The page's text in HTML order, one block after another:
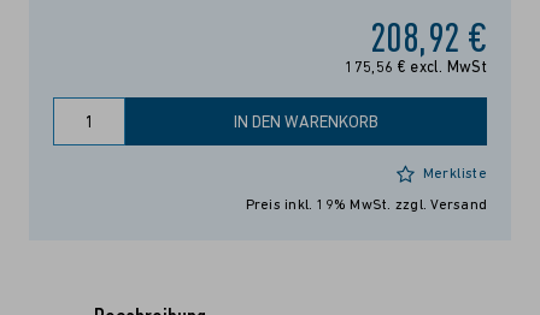
208,92 €
175,56 € excl. MwSt
IN DEN WARENKORB
Merkliste
Preis inkl. 19% MwSt. zzgl. Versand